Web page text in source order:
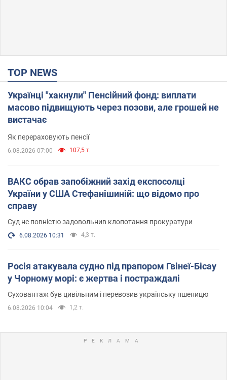
TOP NEWS
Українці "хакнули" Пенсійний фонд: виплати
масово підвищують через позови, але грошей не
вистачає
Як перераховують пенсії
6.08.2026 07:00 107,5 т.
ВАКС обрав запобіжний захід експосолці
України у США Стефанішиній: що відомо про
справу
Суд не повністю задовольнив клопотання прокуратури
6.08.2026 10:31 4,3 т.
Росія атакувала судно під прапором Гвінеї-Бісау
у Чорному морі: є жертва і постраждалі
Суховантаж був цивільним і перевозив українську пшеницю
6.08.2026 10:04 1,2 т.